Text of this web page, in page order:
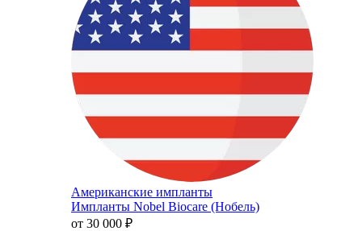
Американские импланты
Импланты Nobel Biocare (Нобель)
от 30 000 ₽